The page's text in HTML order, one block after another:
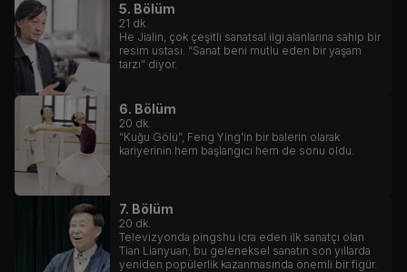
5. Bölüm
21 dk.
He Jialin, çok çeşitli sanatsal ilgi alanlarına sahip bir
resim ustası. “Sanat beni mutlu eden bir yaşam
tarzı” diyor.
6. Bölüm
20 dk.
“Kuğu Gölü”, Feng Ying'in bir balerin olarak
kariyerinin hem başlangıcı hem de sonu oldu.
7. Bölüm
20 dk.
Televizyonda pingshu icra eden ilk sanatçı olan
Tian Lianyuan, bu geleneksel sanatın son yıllarda
yeniden popülerlik kazanmasında önemli bir figür.